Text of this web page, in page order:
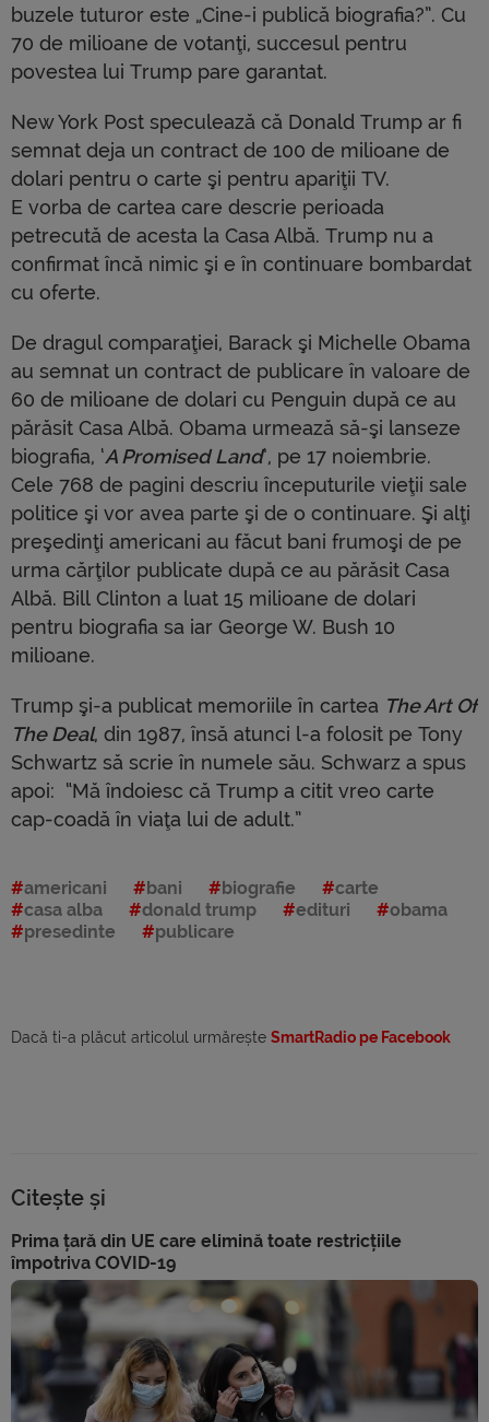
buzele tuturor este „Cine-i publică biografia?”. Cu
70 de milioane de votanţi, succesul pentru
povestea lui Trump pare garantat.
New York Post speculează că Donald Trump ar fi
semnat deja un contract de 100 de milioane de
dolari pentru o carte şi pentru apariţii TV.
E vorba de cartea care descrie perioada
petrecută de acesta la Casa Albă. Trump nu a
confirmat încă nimic şi e în continuare bombardat
cu oferte.
De dragul comparaţiei, Barack şi Michelle Obama
au semnat un contract de publicare în valoare de
60 de milioane de dolari cu Penguin după ce au
părăsit Casa Albă. Obama urmează să-şi lanseze
biografia, ‘A Promised Land’, pe 17 noiembrie.
Cele 768 de pagini descriu începuturile vieţii sale
politice şi vor avea parte şi de o continuare. Şi alţi
preşedinţi americani au făcut bani frumoşi de pe
urma cărţilor publicate după ce au părăsit Casa
Albă. Bill Clinton a luat 15 milioane de dolari
pentru biografia sa iar George W. Bush 10
milioane.
Trump şi-a publicat memoriile în cartea The Art Of
The Deal, din 1987, însă atunci l-a folosit pe Tony
Schwartz să scrie în numele său. Schwarz a spus
apoi: “Mă îndoiesc că Trump a citit vreo carte
cap-coadă în viaţa lui de adult.”
americani bani biografie
carte
casa alba
donald trump edituri
obama
presedinte
publicare
Dacă ti-a plăcut articolul urmărește SmartRadio pe Facebook
Citește și
Prima țară din UE care elimină toate restricțiile
împotriva COVID-19